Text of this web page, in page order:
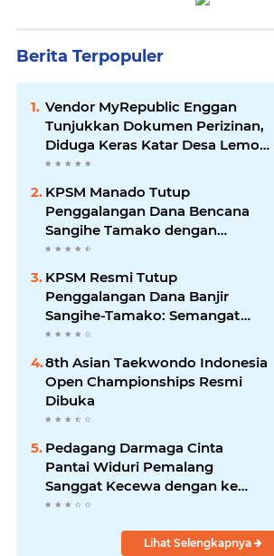
Berita Terpopuler
Vendor MyRepublic Enggan
Tunjukkan Dokumen Perizinan,
Diduga Keras Katar Desa Lemo
Disebut Handle Kordinasi
KPSM Manado Tutup
Penggalangan Dana Bencana
Sangihe Tamako dengan
Semangat Tinggi, Dihadiri
KPSM Resmi Tutup
Penggalangan Dana Banjir
Sangihe-Tamako: Semangat
Kebersamaan & Solidaritas
8th Asian Taekwondo Indonesia
Open Championships Resmi
Dibuka
Pedagang Darmaga Cinta
Pantai Widuri Pemalang
Sanggat Kecewa dengan ke
Pengurusan Dinas pariwisata
Lihat Selengkapnya